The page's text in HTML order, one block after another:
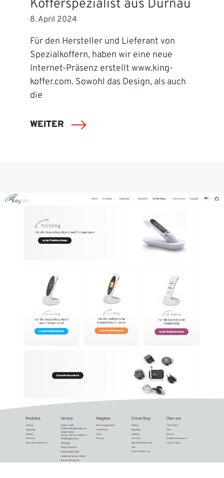
Kofferspezialist aus Dürnau
8. April 2024
Für den Hersteller und Lieferant von
Spezialkoffern, haben wir eine neue
Internet-Präsenz erstellt www.king-
koffer.com. Sowohl das Design, als auch
die
WEITER